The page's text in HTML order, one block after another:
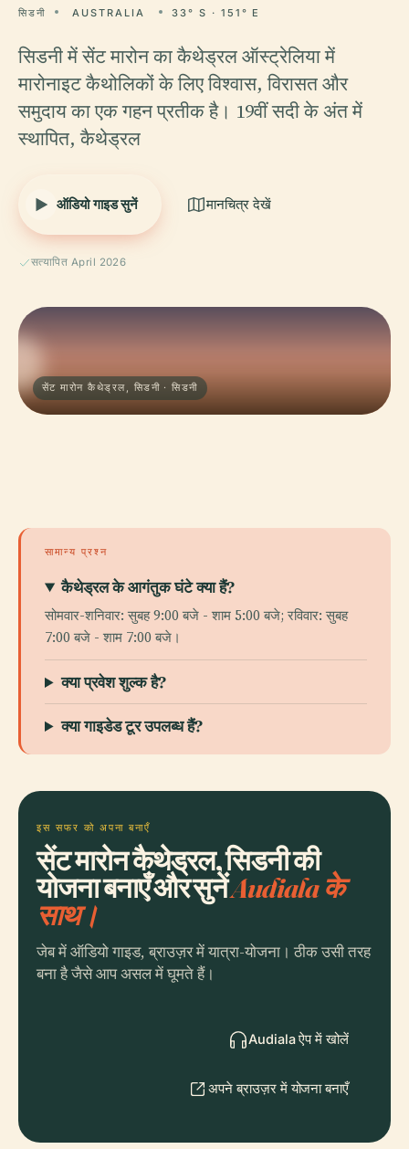
सिडनी AUSTRALIA 33° S · 151° E
सिडनी में सेंट मारोन का कैथेड्रल ऑस्ट्रेलिया में
मारोनाइट कैथोलिकों के लिए विश्वास, विरासत और
समुदाय का एक गहन प्रतीक है। 19वीं सदी के अंत में
स्थापित, कैथेड्रल
ऑडियो गाइड सुनें मानचित्र देखें
सत्यापित April 2026
सेंट मारोन कैथेड्रल, सिडनी · सिडनी
सामान्य प्रश्न
कैथेड्रल के आगंतुक घंटे क्या हैं?
सोमवार-शनिवार: सुबह 9:00 बजे - शाम 5:00 बजे; रविवार: सुबह
7:00 बजे - शाम 7:00 बजे।
क्या प्रवेश शुल्क है?
क्या गाइडेड टूर उपलब्ध हैं?
इस सफर को अपना बनाएँ
सेंट मारोन कैथेड्रल, सिडनी की
योजना बनाएँ और सुनेंAudiala के
साथ।
जेब में ऑडियो गाइड, ब्राउज़र में यात्रा-योजना। ठीक उसी तरह
बना है जैसे आप असल में घूमते हैं।
Audiala ऐप में खोलें
अपने ब्राउज़र में योजना बनाएँ